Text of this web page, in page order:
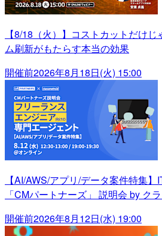
【8/18（火）】コストカットだけ
ム刷新がもたらす本当の効果
開催前2026年8月18日(火) 15:00
【AI/AWS/アプリ/データ案件特集
「CMパートナーズ」 説明会 by ク
開催前2026年8月12日(水) 19:00